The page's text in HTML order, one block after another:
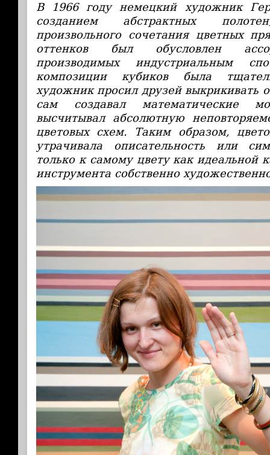
В 1966 году немецкий художник
созданием абстрактных
произвольного сочетания цветных
оттенков был обусловлен
производимых индустриальным
композиции кубиков была
художник просил друзей выкрикивать
сам создавал математические
высчитывал абсолютную
цветовых схем. Таким образом,
утрачивала описательность или
только к самому цвету как идеальной
инструмента собственно